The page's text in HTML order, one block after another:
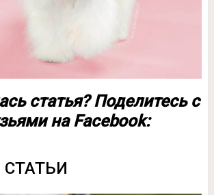
статья? Поделитесь с
на Facebook: